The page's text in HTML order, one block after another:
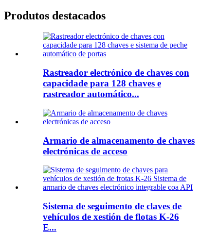
Produtos destacados
Rastreador electrónico de chaves con
capacidade para 128 chaves e
rastreador automático...
Armario de almacenamento de chaves
electrónicas de acceso
Sistema de seguimento de claves de
vehículos de xestión de flotas K-26
E...